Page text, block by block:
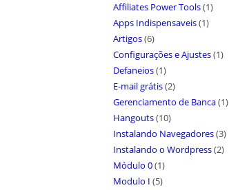
Affiliates Power Tools(1)
Apps Indispensaveis(1)
Artigos(6)
Configurações e Ajustes(1)
Defaneios(1)
E-mail grátis(2)
Gerenciamento de Banca(1)
Hangouts(10)
Instalando Navegadores(3)
Instalando o Wordpress(2)
Módulo 0(1)
Modulo I (5)